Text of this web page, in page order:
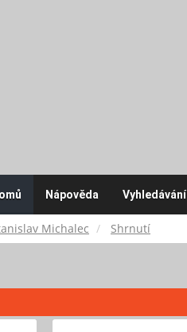
Nápověda Vyhledávání
Michalec Shrnutí